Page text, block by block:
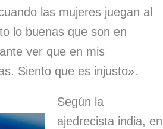
las mujeres juegan al
lo buenas que son en
ver que en mis
Siento que es injusto».
Según la
ajedrecista india, en